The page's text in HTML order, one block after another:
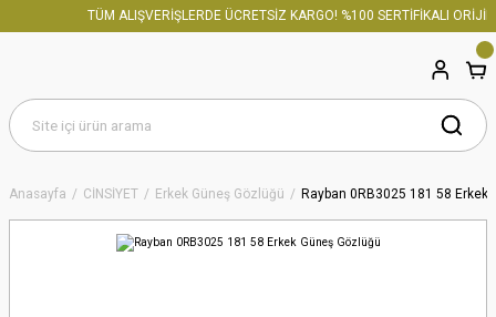
TÜM ALIŞVERİŞLERDE ÜCRETSİZ KARGO! %100 SERTİFİKALI
Anasayfa CİNSİYET Erkek Güneş Gözlüğü Rayban 0RB3025 181 58 Erkek